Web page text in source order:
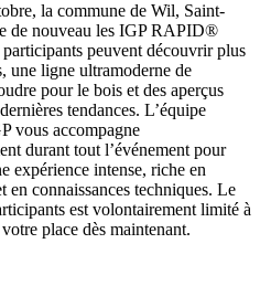
la commune de Wil, Saint-
de nouveau les IGP RAPID®
peuvent découvrir plus
une ligne ultramoderne de
pour le bois et des aperçus
tendances. L’équipe
vous accompagne
durant tout l’événement pour
expérience intense, riche en
en connaissances techniques. Le
est volontairement limité à
place dès maintenant.